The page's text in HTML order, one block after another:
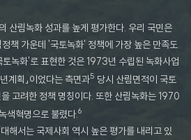
산림녹화 성과를 높게 평가한다. 우리 국민은
책 가운데 '국토녹화' 정책에 가장 높은 만족도
녹화'로 표현한 것은 1973년 수립된 녹화사업
계획」이었다는 측면과5 당시 산림면적이 국토
고려한 정책 명칭이다. 또한 산림녹화는 1970
색혁명으로 불렸다.6
해서는 국제사회 역시 높은 평가를 내리고 있